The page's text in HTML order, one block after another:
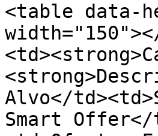
<table data-
Alvo</
Smart